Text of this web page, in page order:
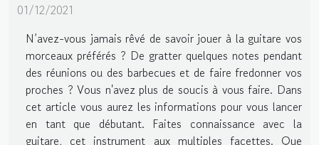
01/12/2021
N’avez-vous jamais rêvé de savoir jouer à la guitare vos
morceaux préférés ? De gratter quelques notes pendant
des réunions ou des barbecues et de faire fredonner vos
proches ? Vous n'avez plus de soucis à vous faire. Dans
cet article vous aurez les informations pour vous lancer
en tant que débutant. Faites connaissance avec la
guitare, cet instrument aux multiples facettes. Que